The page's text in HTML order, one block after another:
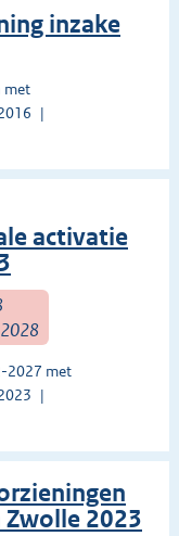
inzake
met
activatie
2027 met
2023